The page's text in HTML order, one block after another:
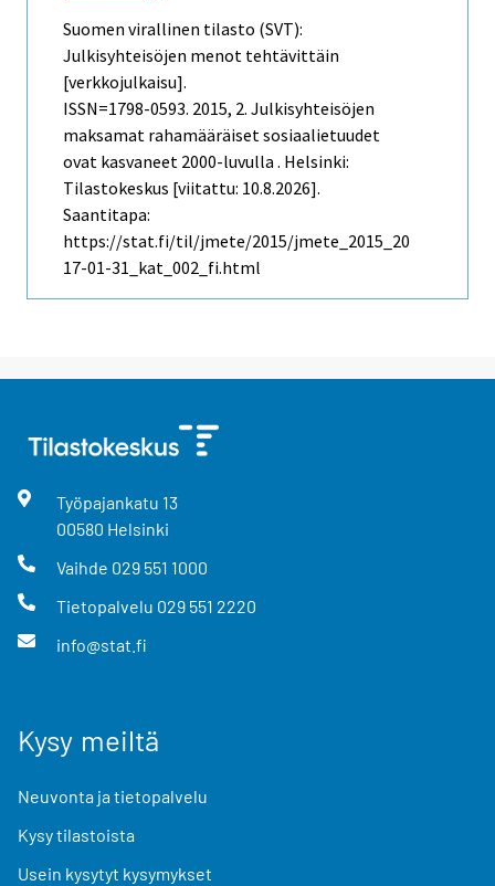
Suomen virallinen tilasto (SVT):
Julkisyhteisöjen menot tehtävittäin
[verkkojulkaisu].
ISSN=1798-0593. 2015, 2. Julkisyhteisöjen
maksamat rahamääräiset sosiaalietuudet
ovat kasvaneet 2000-luvulla . Helsinki:
Tilastokeskus [viitattu: 10.8.2026].
Saantitapa:
https://stat.fi/til/jmete/2015/jmete_2015_20
17-01-31_kat_002_fi.html
Työpajankatu 13
00580 Helsinki
Vaihde 029 551 1000
Tietopalvelu 029 551 2220
info@stat.fi
Kysy meiltä
Neuvonta ja tietopalvelu
Kysy tilastoista
Usein kysytyt kysymykset